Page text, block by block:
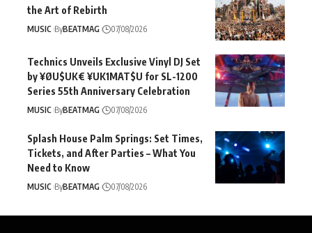
the Art of Rebirth
MUSIC ByBEATMAG 07/08/2026
Technics Unveils Exclusive Vinyl DJ Set
by ¥ØU$UK€ ¥UK1MAT$U for SL-1200
Series 55th Anniversary Celebration
MUSIC ByBEATMAG 07/08/2026
Splash House Palm Springs: Set Times,
Tickets, and After Parties – What You
Need to Know
MUSIC ByBEATMAG 07/08/2026